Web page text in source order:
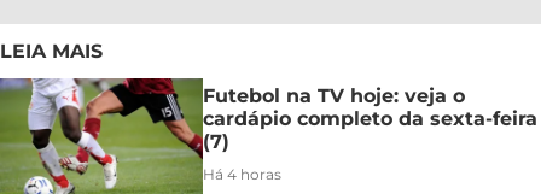
LEIA MAIS
Futebol na TV hoje: veja o
cardápio completo da sexta-feira
(7)
Há 4 horas